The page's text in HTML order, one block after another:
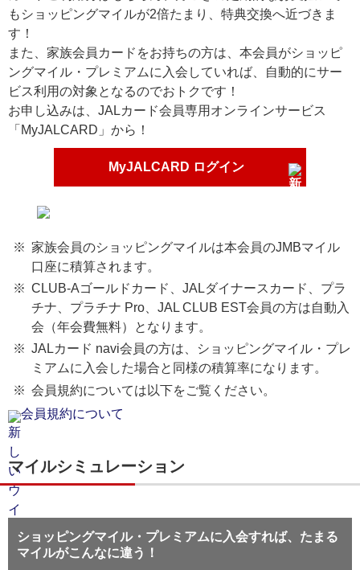
もショッピングマイルが2倍たまり、特典交換へ近づきま
す！
また、家族会員カードをお持ちの方は、本会員がショッピ
ングマイル・プレミアムに入会していれば、自動的にサー
ビス利用の対象となるのでおトクです！
お申し込みは、JALカード会員専用オンラインサービス
「MyJALCARD」から！
MyJALCARD ログイン
家族会員のショッピングマイルは本会員のJMBマイル
口座に積算されます。
CLUB-Aゴールドカード、JALダイナースカード、プラ
チナ、プラチナ Pro、JAL CLUB EST会員の方は自動入
会（年会費無料）となります。
JALカード navi会員の方は、ショッピングマイル・プレ
ミアムに入会した場合と同様の積算率になります。
会員規約については以下をご覧ください。
会員規約について
マイルシミュレーション
ショッピングマイル・プレミアムに入会すれば、たまる
マイルがこんなに違う！